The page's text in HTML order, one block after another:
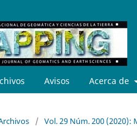
Avisos Acerca de
/ Vol. 29 Núm. 200 (2020):